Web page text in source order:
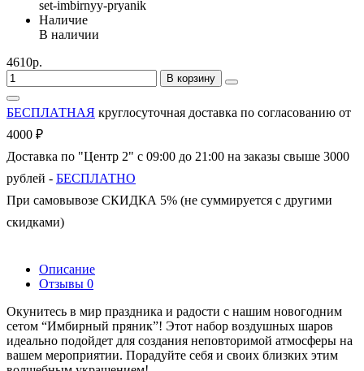
set-imbirnyy-pryanik
Наличие
В наличии
4610р.
В корзину
БЕСПЛАТНАЯ круглосуточная доставка по согласованию от
4000 ₽
Доставка по "Центр 2" с 09:00 до 21:00 на заказы свыше 3000
рублей - БЕСПЛАТНО
При самовывозе СКИДКА 5% (не суммируется с другими
скидками)
Описание
Отзывы 0
Окунитесь в мир праздника и радости с нашим новогодним
сетом “Имбирный пряник”! Этот набор воздушных шаров
идеально подойдет для создания неповторимой атмосферы на
вашем мероприятии. Порадуйте себя и своих близких этим